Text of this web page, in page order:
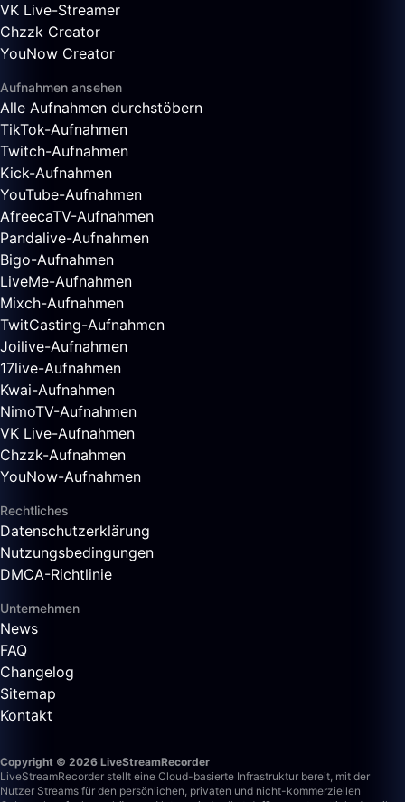
VK Live-Streamer
Chzzk Creator
YouNow Creator
Aufnahmen ansehen
Alle Aufnahmen durchstöbern
TikTok-Aufnahmen
Twitch-Aufnahmen
Kick-Aufnahmen
YouTube-Aufnahmen
AfreecaTV-Aufnahmen
Pandalive-Aufnahmen
Bigo-Aufnahmen
LiveMe-Aufnahmen
Mixch-Aufnahmen
TwitCasting-Aufnahmen
Joilive-Aufnahmen
17live-Aufnahmen
Kwai-Aufnahmen
NimoTV-Aufnahmen
VK Live-Aufnahmen
Chzzk-Aufnahmen
YouNow-Aufnahmen
Rechtliches
Datenschutzerklärung
Nutzungsbedingungen
DMCA-Richtlinie
Unternehmen
News
FAQ
Changelog
Sitemap
Kontakt
Copyright © 2026 LiveStreamRecorder
LiveStreamRecorder stellt eine Cloud-basierte Infrastruktur bereit, mit der
Nutzer Streams für den persönlichen, privaten und nicht-kommerziellen